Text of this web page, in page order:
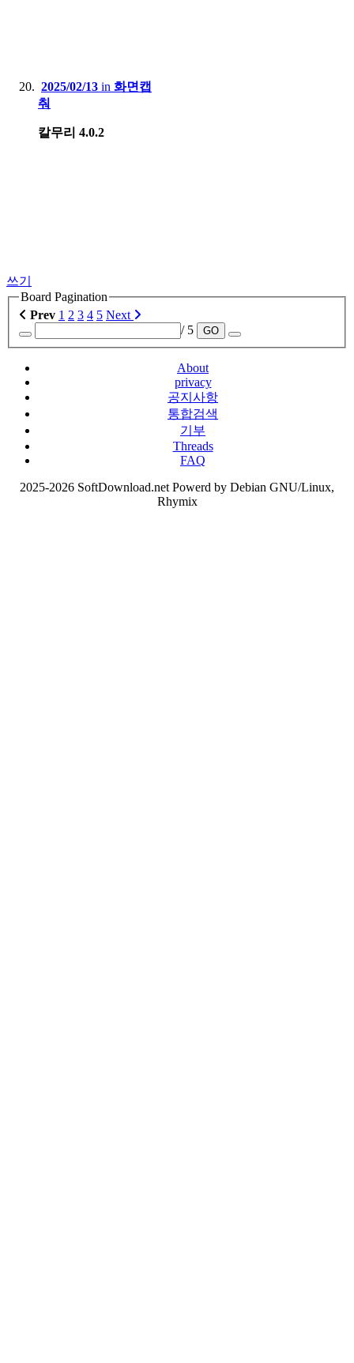
2025/02/13 in 화면캡
춰
칼무리 4.0.2
쓰기
Board Pagination
Prev 1 2 3 4 5 Next
/ 5
GO
About
privacy
공지사항
통합검색
기부
Threads
FAQ
2025-2026 SoftDownload.net Powerd by Debian GNU/Linux,
Rhymix